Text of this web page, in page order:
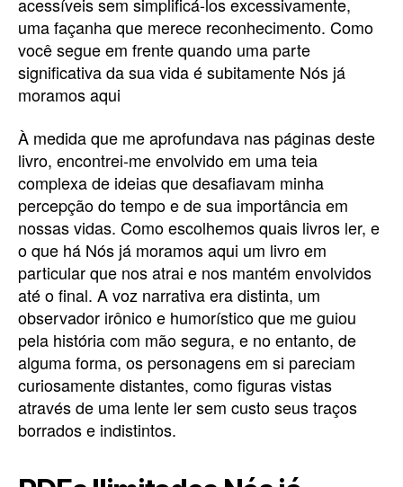
uma façanha que merece reconhecimento. Como
você segue em frente quando uma parte
significativa da sua vida é subitamente Nós já
moramos aqui
À medida que me aprofundava nas páginas deste
livro, encontrei-me envolvido em uma teia
complexa de ideias que desafiavam minha
percepção do tempo e de sua importância em
nossas vidas. Como escolhemos quais livros ler, e
o que há Nós já moramos aqui um livro em
particular que nos atrai e nos mantém envolvidos
até o final. A voz narrativa era distinta, um
observador irônico e humorístico que me guiou
pela história com mão segura, e no entanto, de
alguma forma, os personagens em si pareciam
curiosamente distantes, como figuras vistas
através de uma lente ler sem custo seus traços
borrados e indistintos.